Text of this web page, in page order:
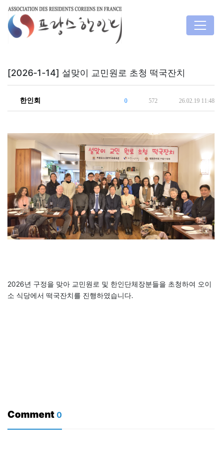
[2026-1-14] 설맞이 교민원로 초청 떡국잔치
한인회 0 572 26.02.19 11:48
2026년 구정을 맞아 교민원로 및 한인단체장분들을 초청하여 오이
소 식당에서 떡국잔치를 진행하였습니다.
Comment 0